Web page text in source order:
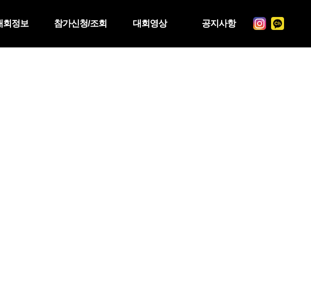
회정보 참가신청/조회 대회영상 공지사항